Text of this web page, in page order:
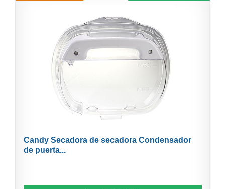
Candy Secadora de secadora Condensador
de puerta...